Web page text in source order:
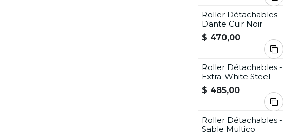
Roller Détachables
Dante Cuir Noir
$ 470,00
Roller Détachables -
Extra-White Steel
$ 485,00
Roller Détachables -
Sable Multico